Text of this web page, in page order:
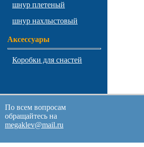
шнур плетеный
шнур нахлыстовый
Аксессуары
Коробки для снастей
По всем вопросам
обращайтесь на
megaklev@mail.ru